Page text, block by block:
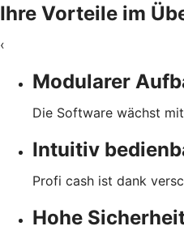
Ihre Vorteile im
‹
Modularer
Die Software wächst
Intuitiv
Profi cash ist dank
Hohe